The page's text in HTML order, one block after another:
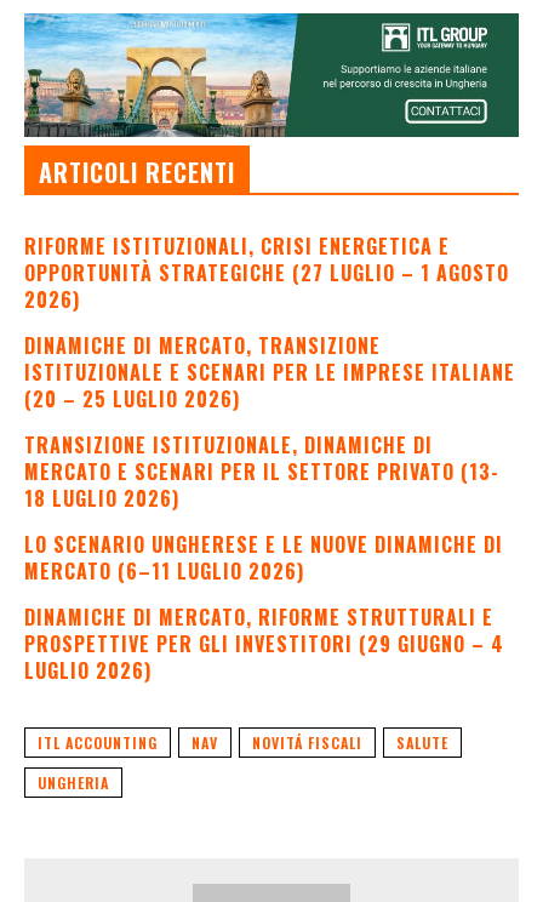
ARTICOLI RECENTI
RIFORME ISTITUZIONALI, CRISI ENERGETICA E
OPPORTUNITÀ STRATEGICHE (27 LUGLIO – 1 AGOSTO
2026)
DINAMICHE DI MERCATO, TRANSIZIONE
ISTITUZIONALE E SCENARI PER LE IMPRESE ITALIANE
(20 – 25 LUGLIO 2026)
TRANSIZIONE ISTITUZIONALE, DINAMICHE DI
MERCATO E SCENARI PER IL SETTORE PRIVATO (13-
18 LUGLIO 2026)
LO SCENARIO UNGHERESE E LE NUOVE DINAMICHE DI
MERCATO (6–11 LUGLIO 2026)
DINAMICHE DI MERCATO, RIFORME STRUTTURALI E
PROSPETTIVE PER GLI INVESTITORI (29 GIUGNO – 4
LUGLIO 2026)
ITL ACCOUNTING NAV NOVITÁ FISCALI
SALUTE
UNGHERIA